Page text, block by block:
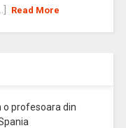
Read More
o profesoara din